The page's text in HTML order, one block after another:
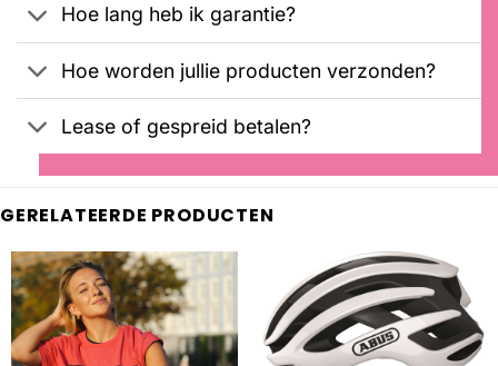
Hoe lang heb ik garantie?
Hoe worden jullie producten verzonden?
Lease of gespreid betalen?
GERELATEERDE PRODUCTEN